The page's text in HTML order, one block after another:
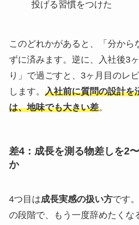
投げる習慣をつけた
このどれかがあると、「分から
ずに済みます。逆に、入社後3
り」で過ごすと、3ヶ月目のレ
します。 入社前に質問の設計を
は、地味でも大きい差。
差4：成長を測る物差しを2
か
4つ目は成長実感の扱い方です
の段階で、もう一度辞めたくな